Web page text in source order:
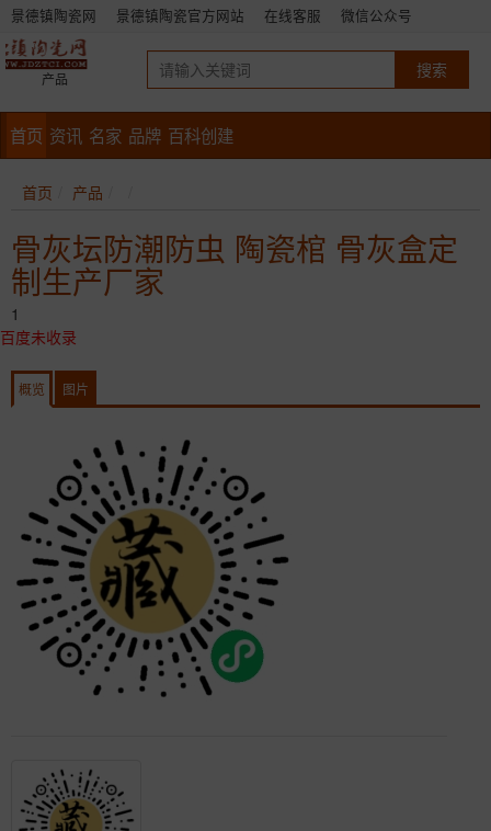
景德镇陶瓷网 景德镇陶瓷官方网站 在线客服 微信公众号
产品
首页 资讯 名家 品牌 百科创建
首页 产品
骨灰坛防潮防虫 陶瓷棺 骨灰盒定
制生产厂家
1
百度未收录
概览 图片